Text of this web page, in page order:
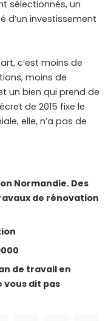
sélectionnés, un
d’un investissement
c’est moins de
moins de
un bien qui prend de
de 2015 fixe le
elle, n’a pas de
Normandie. Des
de rénovation
de travail en
vous dit pas